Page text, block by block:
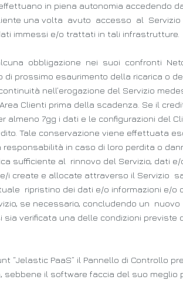
in piena autonomia
una volta avuto accesso al
immessi e/o trattati in tali infrastrutture.
obbligazione nei suoi confronti
prossimo esaurimento della ricarica o
nell’erogazione del Servizio
Clienti prima della scadenza. Se il
almeno 7gg i dati e le configurazioni del
Tale conservazione viene
responsabilità in caso di loro perdita o
sufficiente al rinnovo del Servizio,
e allocate attraverso il Servizio
ripristino dei dati e/o informazioni e/
se necessario, concludendo un
sia verificata una delle condizioni
“Jelastic PaaS” il Pannello di Controllo
il software faccia del suo